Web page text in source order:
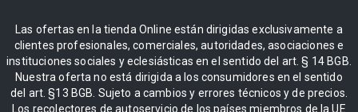
Las ofertas en la tienda Online están dirigidas exclusivamente a
clientes profesionales, comerciales, autoridades, asociaciones e
instituciones sociales y eclesiásticas en el sentido del art. § 14 BGB.
Nuestra oferta no está dirigida a los consumidores en el sentido
del art. §13 BGB. Sujeto a cambios y errores técnicos y de precios.
Los recolectores de autoservicio de los países miembros de la UE